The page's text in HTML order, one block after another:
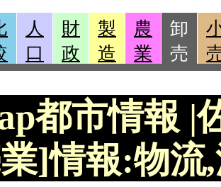
人
口
財
政
製
造
農
業
卸
売
都市情報 |
]情報:物流